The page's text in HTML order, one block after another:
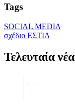
Tags
SOCIAL MEDIA
σχέδιο ΕΣΤΙΑ
Τελευταία νέα